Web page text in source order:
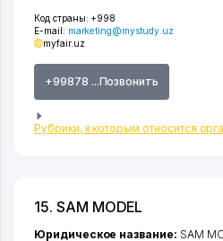
Код страны: +998
E-mail: marketing@mystudy.uz
myfair.uz
+99878 ...Позвонить
Рубрики, к которым относится
15. SAM MODEL
Юридическое название: SAM